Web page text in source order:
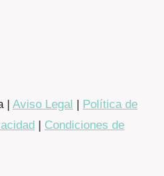
| Aviso Legal | Política de
| Condiciones de